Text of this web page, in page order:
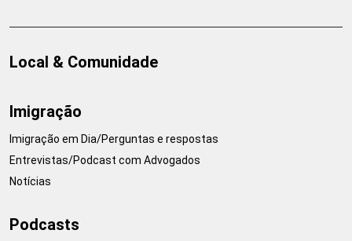
Local & Comunidade
Imigração
Imigração em Dia/Perguntas e respostas
Entrevistas/Podcast com Advogados
Notícias
Podcasts